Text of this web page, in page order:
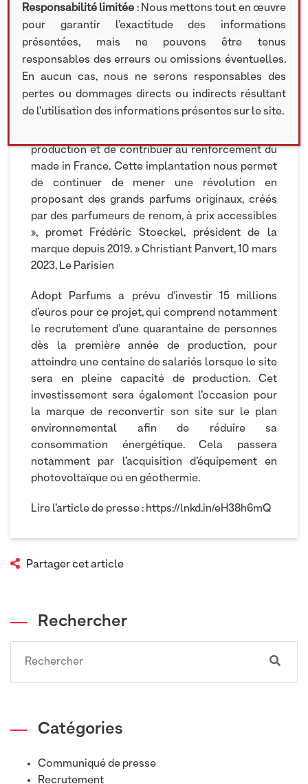
Adopt​ Parfums, participation du programme
d’investissementPépites & Territoires by AXA en
France et NextStage AM
et du véhicule
d’investissement NextStage Evergreen, reprend
l’ex-usine Pierre Fabre dans le Loiret et
s’implante au cœur de la Cosmetic Valley.
« Avec le soutien des acteurs locaux, nous
production et de contribuer au renforcement du
made in France. Cette implantation nous permet
de continuer de mener une révolution en
proposant des grands parfums originaux, créés
par des parfumeurs de renom, à prix accessibles
», promet Frédéric Stoeckel, président de la
marque depuis 2019. » Christiant Panvert, 10 mars
2023, Le Parisien
Adopt Parfums a prévu d’investir 15 millions
d’euros pour ce projet, qui comprend notamment
le recrutement d’une quarantaine de personnes
dès la première année de production, pour
atteindre une centaine de salariés lorsque le site
sera en pleine capacité de production. Cet
investissement sera également l’occasion pour
la marque de reconvertir son site sur le plan
environnemental afin de réduire sa
consommation énergétique. Cela passera
notamment par l’acquisition d’équipement en
photovoltaïque ou en géothermie.
Lire l’article de presse : https://lnkd.in/eH38h6mQ
Partager cet article
Rechercher
Catégories
Communiqué de presse
Recrutement
Responsabilité limitée : Nous mettons tout en œuvre
pour garantir l’exactitude des informations
présentées, mais ne pouvons être tenus
responsables des erreurs ou omissions éventuelles.
En aucun cas, nous ne serons responsables des
pertes ou dommages directs ou indirects résultant
de l’utilisation des informations présentes sur le site.